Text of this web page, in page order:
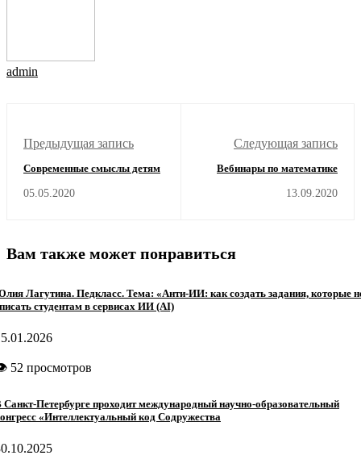
admin
Предыдущая запись
Современные смыслы детям
05.05.2020
Следующая запись
Вебинары по математике
13.09.2020
Вам также может понравиться
Лагутина. Педкласс. Тема: «Анти-ИИ: как создать задания, которые
студентам в сервисах ИИ (AI)
52 просмотров
Санкт-Петербурге проходит международный научно-образовательный
«Интеллектуальный код Содружества